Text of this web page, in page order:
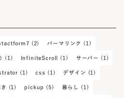
(2) パーマリンク (1)
(1) InfiniteScroll (1) サーバー (1)
(1) css (1) デザイン (1)
(1) pickup (5) 暮らし (1)